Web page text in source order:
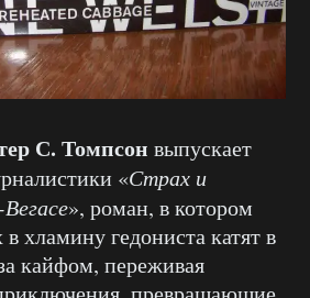
С. Томпсон выпускает
«Страх и
», роман, в котором
хламину гедониста катят в
кайфом, переживая